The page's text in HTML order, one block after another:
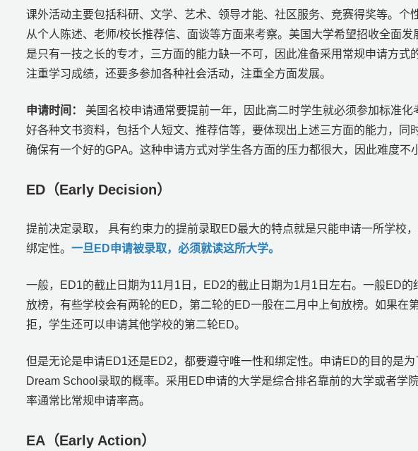
课外活动主要包括科研、文学、艺术、领导才能、社区服务、竞赛得奖等。个
从个人陈述、老师/校长推荐信、面谈等方面来考察。美国大学希望招收全面发
是只有一技之长的专才，三方面的能力缺一不可，因此准备采用常规申请方式
注重学习成绩，还要多参加各种社会活动，注重全方面发展。
申请时间：
美国名校申请通常要提前一年，因此高二时学生就必须参加标准化
好各种文书资料，包括个人短文、推荐信等，要体现出上述三方面的能力，同
确保有一个好的GPA。这种申请方式对学生各方面的压力都很大，因此难度不
ED（Early Decision）
提前决定录取， 具有约束力的提前录取ED最大的特点就是只能申请一所学校
绑定性。 一旦ED申请被录取，必须就读这所大学。
一般，ED1的截止日期为11月1日，ED2的截止日期为1月1日左右。一般ED的
放榜，有些学校会有两轮的ED，第二轮的ED一般在二月中上旬放榜。如果在
拒，学生还可以申请其他学校的第二轮ED。
但是无论是申请ED1还是ED2，都要遵守唯一性和绑定性。申请ED的目的是
Dream School录取的概率。采用ED申请的大学是综合排名靠前的大学或者学
率通常比常规申请率高。
EA（Early Action）